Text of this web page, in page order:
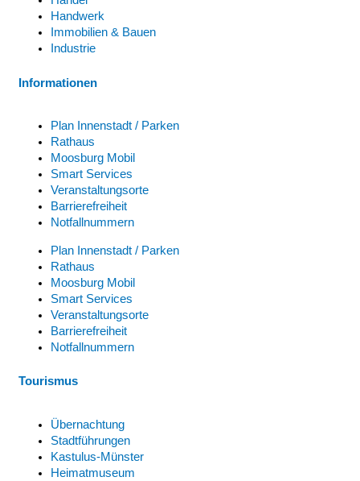
Handwerk
Immobilien & Bauen
Industrie
Informationen
Plan Innenstadt / Parken
Rathaus
Moosburg Mobil
Smart Services
Veranstaltungsorte
Barrierefreiheit
Notfallnummern
Plan Innenstadt / Parken
Rathaus
Moosburg Mobil
Smart Services
Veranstaltungsorte
Barrierefreiheit
Notfallnummern
Tourismus
Übernachtung
Stadtführungen
Kastulus-Münster
Heimatmuseum